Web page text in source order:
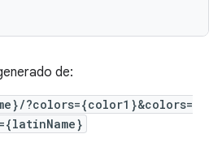
de:
?colors={color1}&colors=